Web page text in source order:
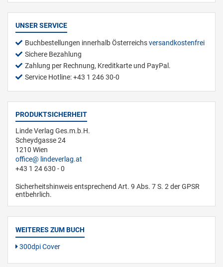
UNSER SERVICE
Buchbestellungen innerhalb Österreichsversandkostenfrei
Sichere Bezahlung
Zahlung per Rechnung, Kreditkarte und PayPal.
Service Hotline: +43 1 246 30-0
PRODUKTSICHERHEIT
Linde Verlag Ges.m.b.H.
Scheydgasse 24
1210 Wien
office
lindeverlag.at
+43 1 24 630 - 0
Sicherheitshinweis entsprechend Art. 9 Abs. 7 S. 2 der GPSR
entbehrlich.
WEITERES ZUM BUCH
300dpi Cover